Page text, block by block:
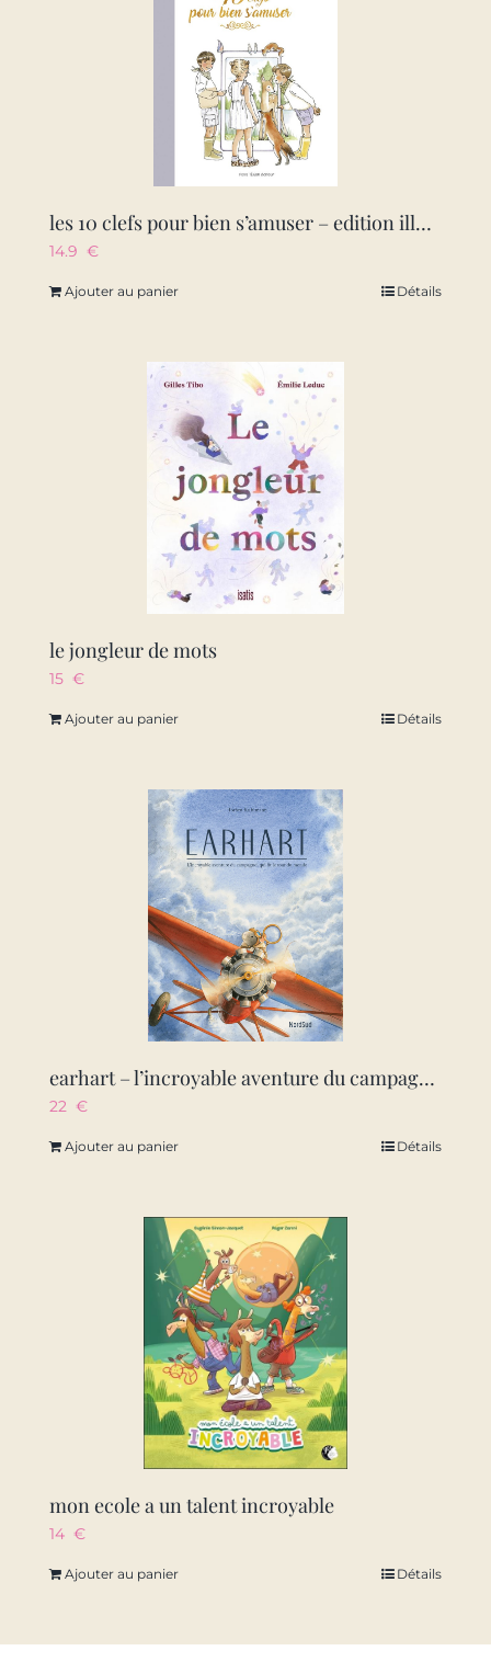
les 10 clefs pour bien s’amuser – edition illustree
14.9 €
Ajouter au panier Détails
le jongleur de mots
15 €
Ajouter au panier Détails
earhart – l’incroyable aventure du campagnol qui fit le tour du monde
22 €
Ajouter au panier Détails
mon ecole a un talent incroyable
14 €
Ajouter au panier Détails